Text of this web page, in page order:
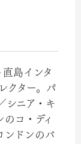
島インタ
クター。パ
シニア・キ
コ・ディ
ンドンのバ